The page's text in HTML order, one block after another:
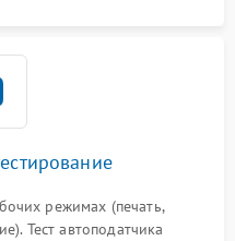
режимах (печать,
Тест автоподатчика